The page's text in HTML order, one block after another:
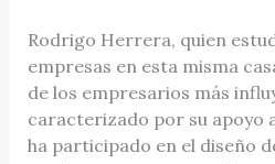
Rodrigo Herrera, quien
empresas en esta misma
de los empresarios más
caracterizado por su apoyo
ha participado en el diseño